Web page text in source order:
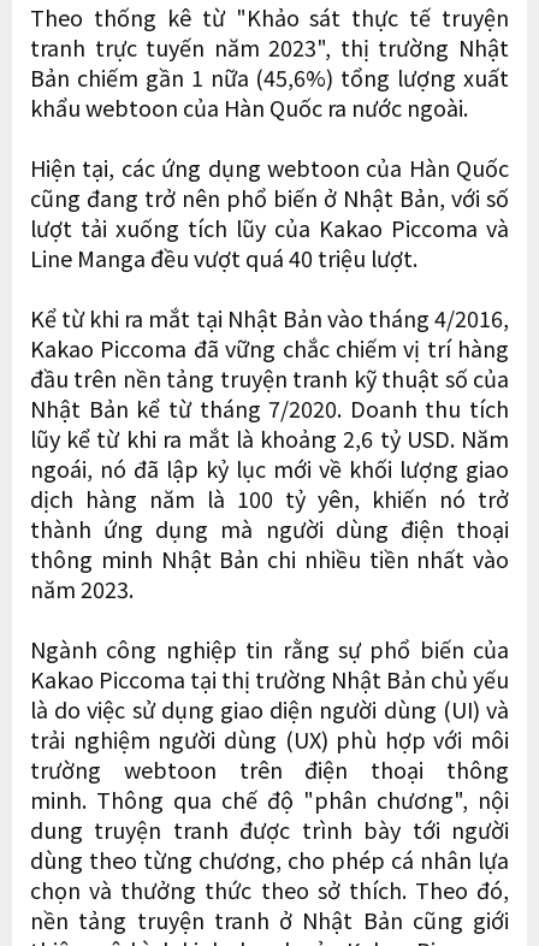
Theo thống kê từ "Khảo sát thực tế truyện
tranh trực tuyến năm 2023", thị trường Nhật
Bản chiếm gần 1 nữa (45,6%) tổng lượng xuất
khẩu webtoon của Hàn Quốc ra nước ngoài.
Hiện tại, các ứng dụng webtoon của Hàn Quốc
cũng đang trở nên phổ biến ở Nhật Bản, với số
lượt tải xuống tích lũy của Kakao Piccoma và
Line Manga đều vượt quá 40 triệu lượt.
Kể từ khi ra mắt tại Nhật Bản vào tháng 4/2016,
Kakao Piccoma đã vững chắc chiếm vị trí hàng
đầu trên nền tảng truyện tranh kỹ thuật số của
Nhật Bản kể từ tháng 7/2020. Doanh thu tích
lũy kể từ khi ra mắt là khoảng 2,6 tỷ USD. Năm
ngoái, nó đã lập kỷ lục mới về khối lượng giao
dịch hàng năm là 100 tỷ yên, khiến nó trở
thành ứng dụng mà người dùng điện thoại
thông minh Nhật Bản chi nhiều tiền nhất vào
năm 2023.
Ngành công nghiệp tin rằng sự phổ biến của
Kakao Piccoma tại thị trường Nhật Bản chủ yếu
là do việc sử dụng giao diện người dùng (UI) và
trải nghiệm người dùng (UX) phù hợp với môi
trường webtoon trên điện thoại thông
minh. Thông qua chế độ "phân chương", nội
dung truyện tranh được trình bày tới người
dùng theo từng chương, cho phép cá nhân lựa
chọn và thưởng thức theo sở thích. Theo đó,
nền tảng truyện tranh ở Nhật Bản cũng giới